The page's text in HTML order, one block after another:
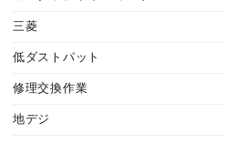
三菱
低ダストパット
修理交換作業
地デジ